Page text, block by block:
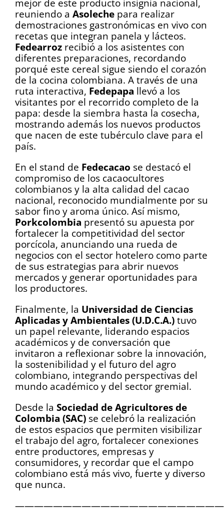
mejor de este producto insignia nacional,
reuniendo a Asoleche para realizar
demostraciones gastronómicas en vivo con
recetas que integran panela y lácteos.
Fedearroz recibió a los asistentes con
diferentes preparaciones, recordando
porqué este cereal sigue siendo el corazón
de la cocina colombiana. A través de una
ruta interactiva, Fedepapa llevó a los
visitantes por el recorrido completo de la
papa: desde la siembra hasta la cosecha,
mostrando además los nuevos productos
que nacen de este tubérculo clave para el
país.
En el stand de Fedecacao se destacó el
compromiso de los cacaocultores
colombianos y la alta calidad del cacao
nacional, reconocido mundialmente por su
sabor fino y aroma único. Así mismo,
Porkcolombia presentó su apuesta por
fortalecer la competitividad del sector
porcícola, anunciando una rueda de
negocios con el sector hotelero como parte
de sus estrategias para abrir nuevos
mercados y generar oportunidades para
los productores.
Finalmente, la Universidad de Ciencias
Aplicadas y Ambientales (U.D.C.A.) tuvo
un papel relevante, liderando espacios
académicos y de conversación que
invitaron a reflexionar sobre la innovación,
la sostenibilidad y el futuro del agro
colombiano, integrando perspectivas del
mundo académico y del sector gremial.
Desde la Sociedad de Agricultores de
Colombia (SAC) se celebró la realización
de estos espacios que permiten visibilizar
el trabajo del agro, fortalecer conexiones
entre productores, empresas y
consumidores, y recordar que el campo
colombiano está más vivo, fuerte y diverso
que nunca.